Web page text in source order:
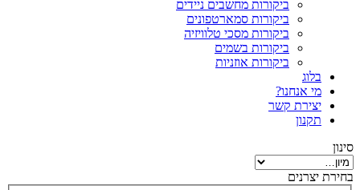
ביקורות מחשבים ניידים
ביקורות סמארטפונים
ביקורות מסכי טלוויזיה
ביקורות בשמים
ביקורות אוזניות
בלוג
מי אנחנו?
יצירת קשר
תקנון
סינון
בחירת יצרנים